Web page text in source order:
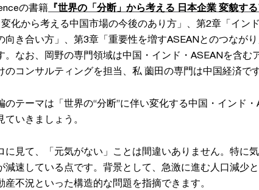
の書籍 『世界の「分断」から考える 日本企業 変貌す
化から考える中国市場の今後のあり方」、第2章「イン
向き合い方」、第3章「重要性を増すASEANとのつなが
。なお、岡野の専門領域は中国・インド・ASEANを含む
コンサルティングを担当、私 薗田の専門は中国経済です
テーマは「世界の“分断”に伴い変化する中国・インド・
いきましょう。
に見て、「元気がない」ことは間違いありません。特に
減速している点です。背景として、急激に進む人口減少
不況といった構造的な問題を指摘できます。